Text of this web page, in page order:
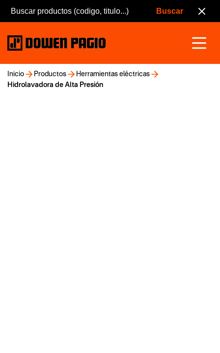
Inicio Productos
Herramientas eléctricas
Hidrolavadora de Alta Presión